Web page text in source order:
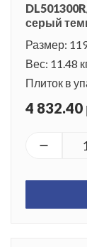
серый
Размер:
Вес: 11.48
Плиток в
4 832.40